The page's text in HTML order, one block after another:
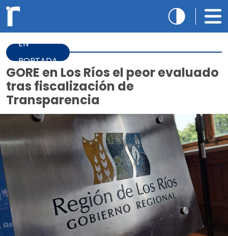
EN
PORTADA
GORE en Los Ríos el peor evaluado
tras fiscalización de
Transparencia